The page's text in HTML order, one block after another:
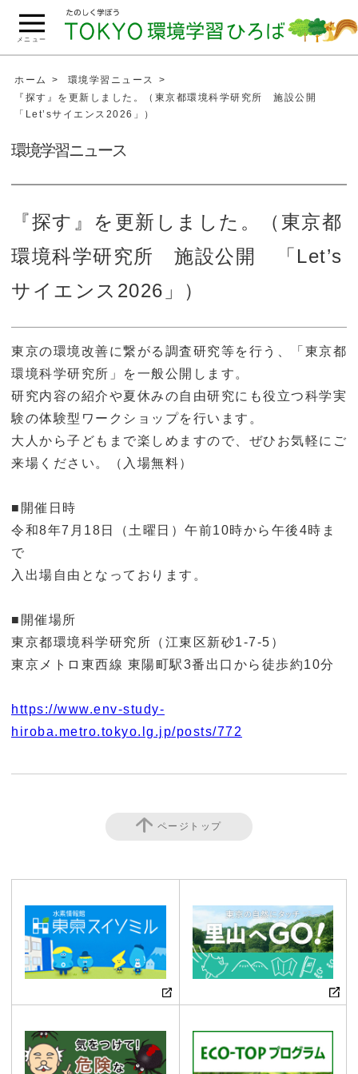
ペ
へ
メニュー
ホーム
環境学習ニュース
『探す』を更新しました。（東京都環境科学研究所 施設公開
「Let’sサイエンス2026」）
環境学習ニュース
『探す』を更新しました。（東京都
環境科学研究所 施設公開 「Let’s
サイエンス2026」）
東京の環境改善に繋がる調査研究等を行う、「東京都
環境科学研究所」を一般公開します。
研究内容の紹介や夏休みの自由研究にも役立つ科学実
験の体験型ワークショップを行います。
大人から子どもまで楽しめますので、ぜひお気軽にご
来場ください。（入場無料）
■開催日時
令和8年7月18日（土曜日）午前10時から午後4時ま
で
入出場自由となっております。
■開催場所
東京都環境科学研究所（江東区新砂1-7-5）
東京メトロ東西線 東陽町駅3番出口から徒歩約10分
https://www.env-study-
hiroba.metro.tokyo.lg.jp/posts/772
ページトップ